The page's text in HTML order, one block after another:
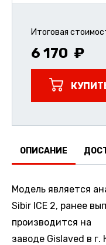
Итоговая
6 170
ОПИСАНИЕ
Модель является
Sibir ICE 2, ранее
производится на
заводе Gislaved в